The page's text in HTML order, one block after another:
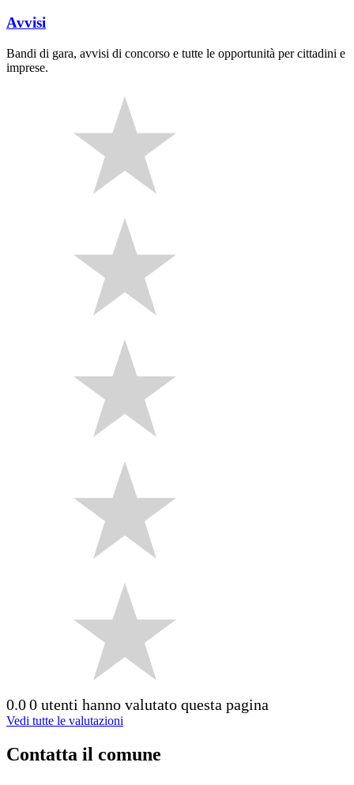
Avvisi
Bandi di gara, avvisi di concorso e tutte le opportunità per cittadini e
imprese.
0.00 utenti hanno valutato questa pagina
Vedi tutte le valutazioni
Contatta il comune